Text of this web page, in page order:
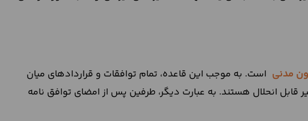
مدنی است. به موجب این قاعده، تمام توافقات و قراردادهای میان
قابل انحلال هستند. به عبارت دیگر، طرفین پس از امضای توافق نامه